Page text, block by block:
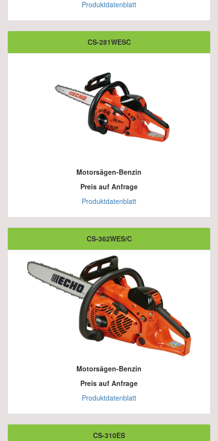
Produktdatenblatt
CS-281WESC
Motorsägen-Benzin
Preis auf Anfrage
Produktdatenblatt
CS-362WES/C
Motorsägen-Benzin
Preis auf Anfrage
Produktdatenblatt
CS-310ES